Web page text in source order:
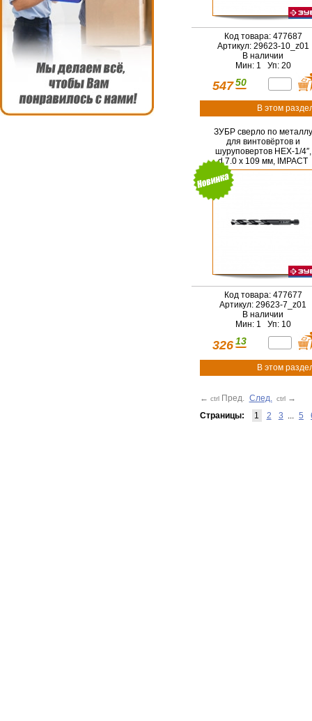
Код товара: 477687
Артикул: 29623-10_z01
В наличии
Мин: 1 Уп: 20
547 50
В этом
ЗУБР сверло по металлу
для винтовёртов и
шуруповертов НЕХ-1/4″,
d 7.0 х 109 мм, IMPACT
READY (29623-7)
Код товара: 477677
Артикул: 29623-7_z01
В наличии
Мин: 1 Уп: 10
326 13
В этом
← ctrl Пред. След. ctrl →
Страницы:
1 2 3 ... 5